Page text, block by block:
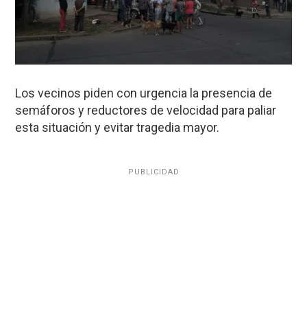
Los vecinos piden con urgencia la presencia de
semáforos y reductores de velocidad para paliar
esta situación y evitar tragedia mayor.
PUBLICIDAD